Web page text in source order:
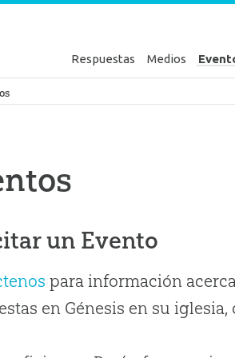
Respuestas Medios
Génesis
un Evento
para información
en Génesis en su iglesia,